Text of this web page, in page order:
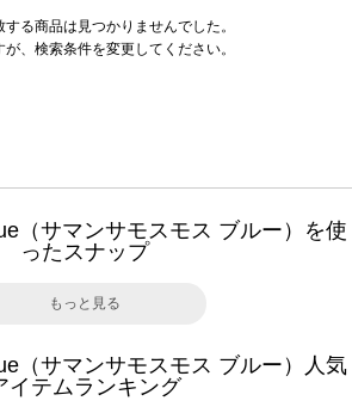
する商品は見つかりませんでした。
が、検索条件を変更してください。
（サマンサモスモス ブルー）を使
ったスナップ
もっと見る
（サマンサモスモス ブルー）人気
イテムランキング